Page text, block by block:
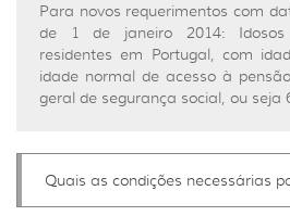
Para novos requerimentos com
de 1 de janeiro 2014: Idosos
residentes em Portugal, com
idade normal de acesso à
geral de segurança social, ou seja
Quais as condições necessárias